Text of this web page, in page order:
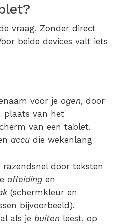
vraag. Zonder direct
beide devices valt iets
voor je ogen, door
plaats van het
van een tablet.
accu die wekenlang
door teksten
afleiding en
(schermkleur en
bijvoorbeeld).
als je buiten leest, op